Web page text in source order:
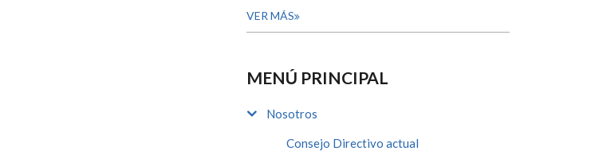
VER MÁS
MENÚ PRINCIPAL
Nosotros
Consejo Directivo actual